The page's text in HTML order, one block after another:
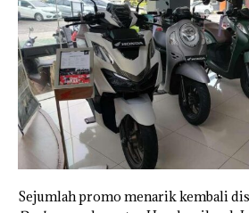
Sejumlah promo menarik kembali